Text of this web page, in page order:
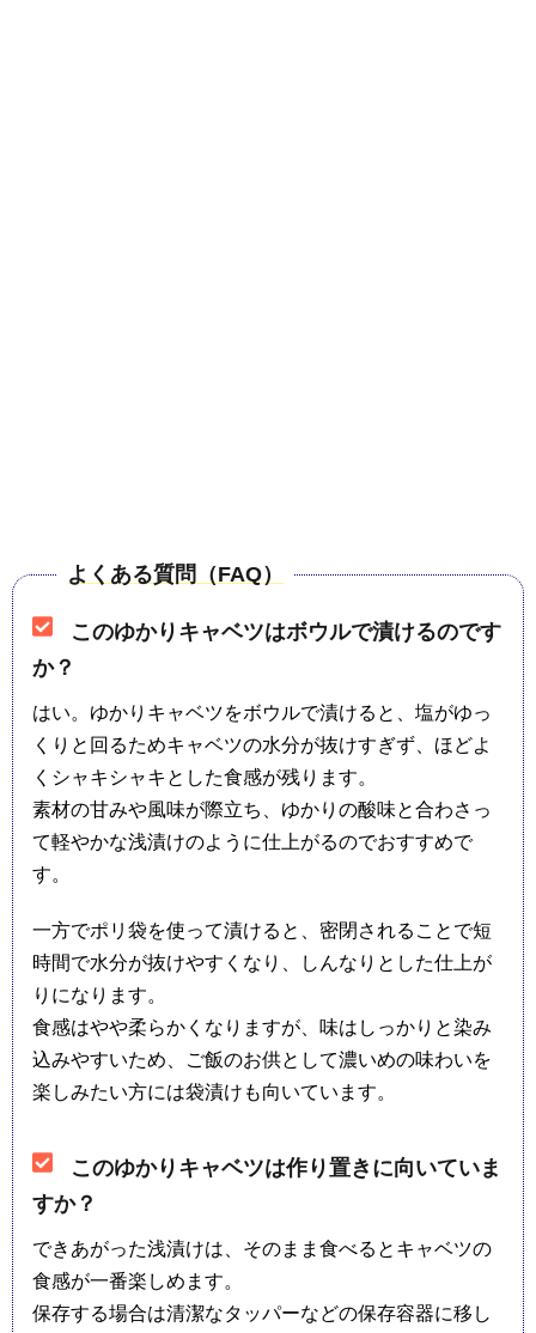
よくある質問（FAQ）
このゆかりキャベツはボウルで漬けるのです
か？
はい。ゆかりキャベツをボウルで漬けると、塩がゆっ
くりと回るためキャベツの水分が抜けすぎず、ほどよ
くシャキシャキとした食感が残ります。
素材の甘みや風味が際立ち、ゆかりの酸味と合わさっ
て軽やかな浅漬けのように仕上がるのでおすすめで
す。
一方でポリ袋を使って漬けると、密閉されることで短
時間で水分が抜けやすくなり、しんなりとした仕上が
りになります。
食感はやや柔らかくなりますが、味はしっかりと染み
込みやすいため、ご飯のお供として濃いめの味わいを
楽しみたい方には袋漬けも向いています。
このゆかりキャベツは作り置きに向いていま
すか？
できあがった浅漬けは、そのまま食べるとキャベツの
食感が一番楽しめます。
保存する場合は清潔なタッパーなどの保存容器に移し